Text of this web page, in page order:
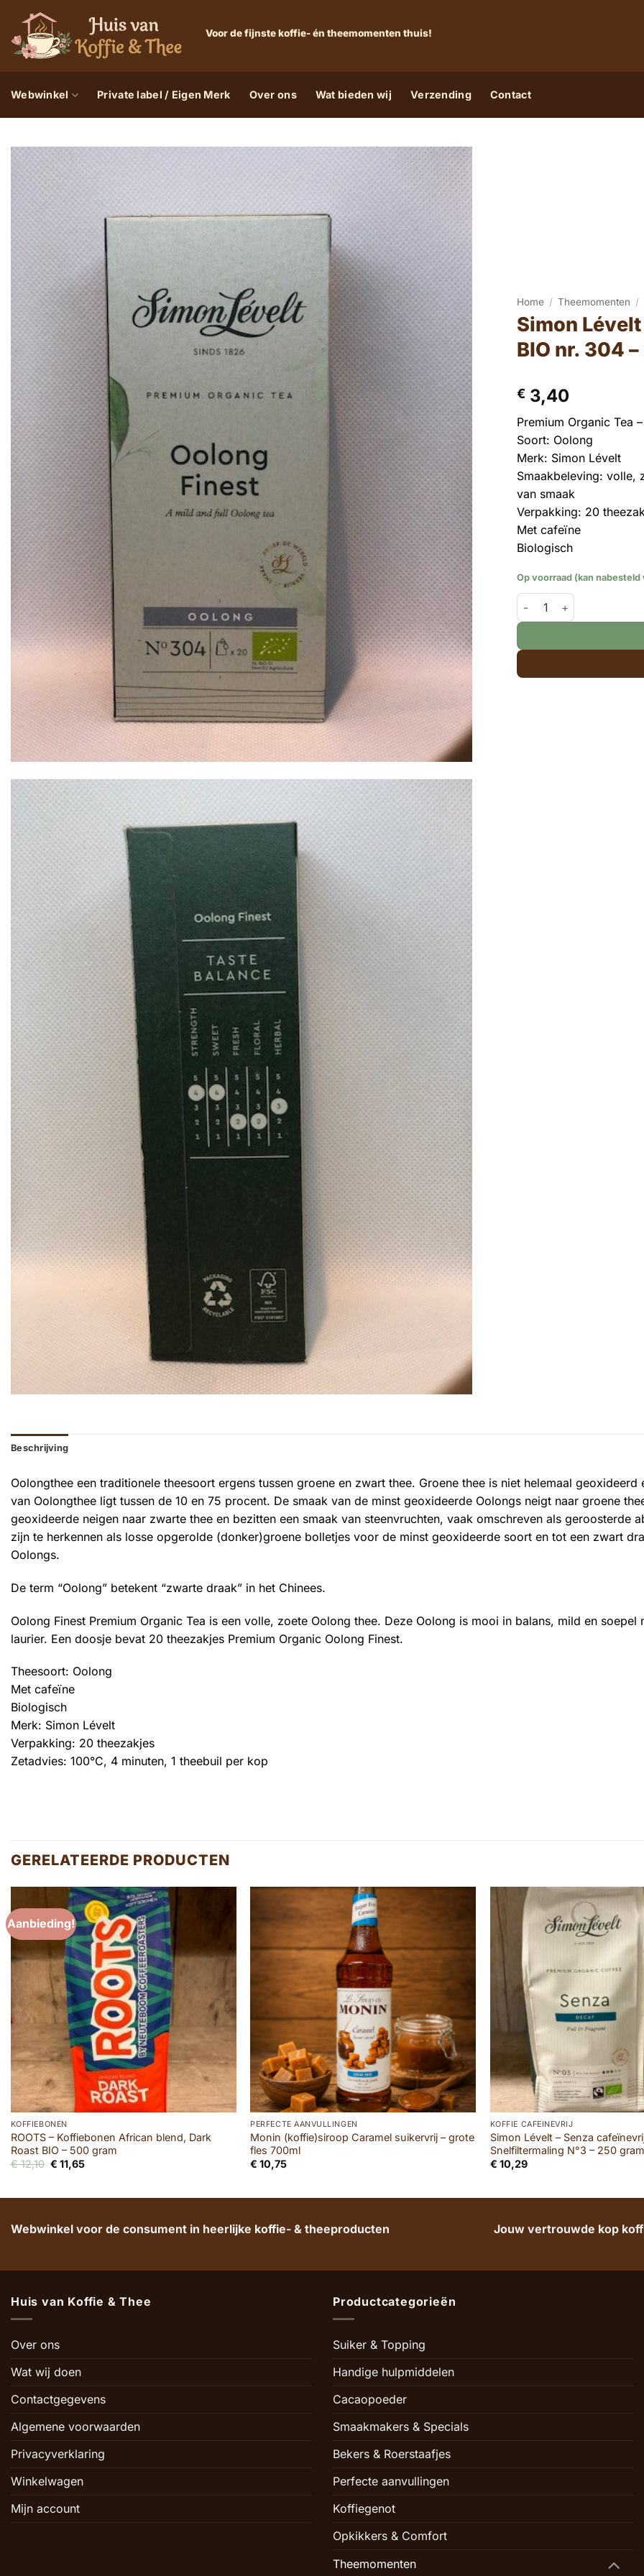
naar
inhoud
Voor de fijnste koffie- én theemomenten thuis!
Webwinkel Private label / Eigen Merk Over ons Wat bieden wij Verzending Contact
Home / Theemomenten /
Simon
BIO nr. 304
€ 3,40
Premium Organic Tea
Soort: Oolong
Merk: Simon Lévelt
Smaakbeleving: volle,
van smaak
Verpakking: 20
Met cafeïne
Biologisch
Op voorraad (kan nabesteld
Simon Lévelt - theezakje
Beschrijving
Oolongthee een traditionele theesoort ergens tussen groene en zwart thee. Groene thee is niet helemaal
van Oolongthee ligt tussen de 10 en 75 procent. De smaak van de minst geoxideerde Oolongs neigt naar groene
geoxideerde neigen naar zwarte thee en bezitten een smaak van steenvruchten, vaak omschreven als geroosterde
zijn te herkennen als losse opgerolde (donker)groene bolletjes voor de minst geoxideerde soort en tot een zwart
Oolongs.
De term “Oolong” betekent “zwarte draak” in het Chinees.
Oolong Finest Premium Organic Tea is een volle, zoete Oolong thee. Deze Oolong is mooi in balans, mild en
laurier. Een doosje bevat 20 theezakjes Premium Organic Oolong Finest.
Theesoort: Oolong
Met cafeïne
Biologisch
Merk: Simon Lévelt
Verpakking: 20 theezakjes
Zetadvies: 100°C, 4 minuten, 1 theebuil per kop
GERELATEERDE PRODUCTEN
Aanbieding!
KOFFIEBONEN
ROOTS – Koffiebonen African blend, Dark
Roast BIO – 500 gram
€12,10 Oorspronkelijke
prijs
€ 11,65Huidige
PERFECTE AANVULLINGEN
Monin (koffie)siroop Caramel suikervrij – grote
fles 700ml
€ 10,75
KOFFIE CAFEÏNEVRIJ
Simon Lévelt – Senza
Snelfiltermaling N°3 – 250 gram
€ 10,29
Webwinkel voor de consument in heerlijke koffie- & theeproducten Jouw vertrouwde kop
Huis van Koffie & Thee
Over ons
Wat wij doen
Contactgegevens
Algemene voorwaarden
Privacyverklaring
Winkelwagen
Mijn account
Productcategorieën
Suiker & Topping
Handige hulpmiddelen
Cacaopoeder
Smaakmakers & Specials
Bekers & Roerstaafjes
Perfecte aanvullingen
Koffiegenot
Opkikkers & Comfort
Theemomenten